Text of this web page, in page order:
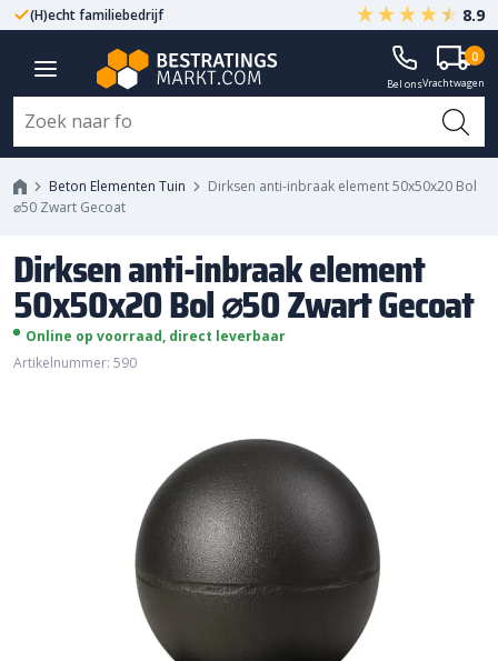
(H)echt familiebedrijf Gegarandeerd A-kwaliteit
8.9
Bel onsVrachtwagen
0
Beton Elementen Tuin
Dirksen anti-inbraak element 50x50x20 Bol
⌀50 Zwart Gecoat
Dirksen anti-inbraak element
50x50x20 Bol ⌀50 Zwart Gecoat
Online op voorraad, direct leverbaar
Artikelnummer: 590
Dirksen anti-inbraak element
50x50x20 Bol ⌀50 Zwart Gecoat